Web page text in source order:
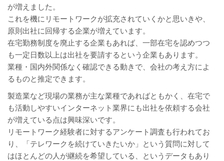
が増えました。
これを機にリモートワークが拡充されていくかと思いきや、
原則出社に回帰する企業が増えています。
在宅勤務制度を廃止する企業もあれば、一部在宅を認めつつ
も一定日数以上は出社を要請するという企業もあります。
業種・国内外関係なく確認できる動きで、会社の考え方によ
るものと推定できます。
製造業など現場の業務が主な業種であればともかく、在宅で
も活動しやすいインターネット業界にも出社を依頼する会社
が増えている点は興味深いです。
リモートワーク経験者に対するアンケート調査も行われてお
り、「テレワークを続けていきたいか」という質問に対して
はほとんどの人が継続を希望している、というデータもあり